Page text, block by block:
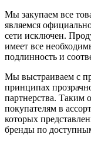
Мы закупаем все
являемся
сети исключен.
имеет все
подлинность и
Мы выстраиваем с
принципах
партнерства. Таким
покупателям в
которых
бренды по